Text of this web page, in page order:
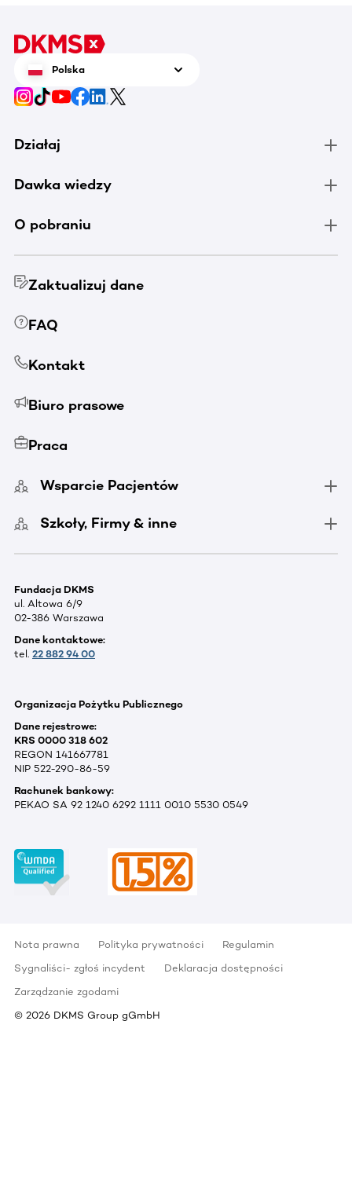
Polska
Działaj
Dawka wiedzy
O pobraniu
Zaktualizuj dane
FAQ
Kontakt
Biuro prasowe
Praca
Wsparcie Pacjentów
Szkoły, Firmy & inne
Fundacja DKMS
ul. Altowa 6/9
02-386 Warszawa
Dane kontaktowe:
tel. 22 882 94 00
Organizacja Pożytku Publicznego
Dane rejestrowe:
KRS 0000 318 602
REGON 141667781
NIP 522-290-86-59
Rachunek bankowy:
PEKAO SA 92 1240 6292 1111 0010 5530 0549
Nota prawna Polityka prywatności
Regulamin
Sygnaliści- zgłoś incydent
Deklaracja dostępności
Zarządzanie zgodami
© 2026 DKMS Group gGmbH